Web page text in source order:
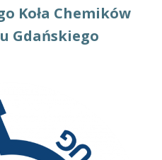
Koła Chemików
Gdańskiego